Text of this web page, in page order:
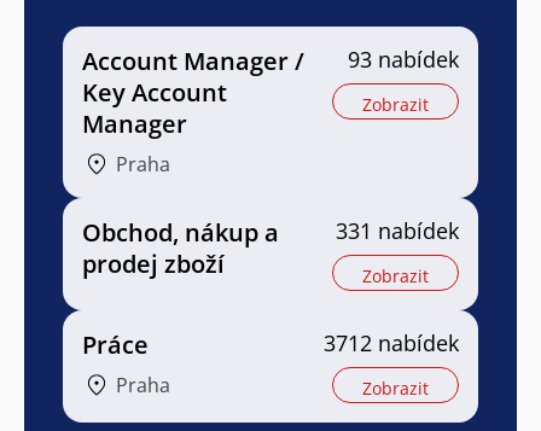
Account Manager /
Key Account
Manager
Praha
93 nabídek
Zobrazit
Obchod, nákup a
prodej zboží
331 nabídek
Zobrazit
Práce
Praha
3712 nabídek
Zobrazit